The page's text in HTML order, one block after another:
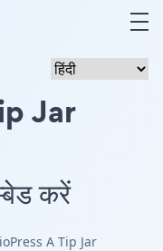
Jar
करें
A Tip Jar